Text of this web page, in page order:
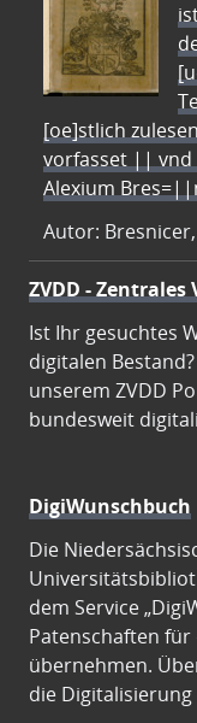
[oe]stlich
vorfasset || vnd
Alexium
Autor:
ZVDD -
Ist Ihr gesuchtes
digitalen
unserem ZVDD
bundesweit
DigiWunschbuch
Die
dem Service
Patenschaften
übernehmen.
die